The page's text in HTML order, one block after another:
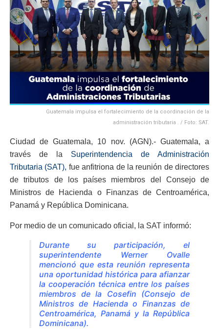
Guatemala impulsa el fortalecimiento de la coordinación de la
administración tributaria . / Foto: SAT.
Ciudad de Guatemala, 10 nov. (AGN).- Guatemala, a
través de la Superintendencia de Administración
Tributaria (SAT), fue anfitriona de la reunión de directores
de tributos de los países miembros del Consejo de
Ministros de Hacienda o Finanzas de Centroamérica,
Panamá y República Dominicana.
Por medio de un comunicado oficial, la SAT informó:
Durante su participación, el
superintendente Werner Ovalle
mencionó que esta reunión representa
una oportunidad histórica para afianzar
la cooperación técnica entre los países
miembros de la Cosefin (Consejo de
Ministros de Hacienda o Finanzas de
Centroamérica, Panamá y la República
Dominicana).